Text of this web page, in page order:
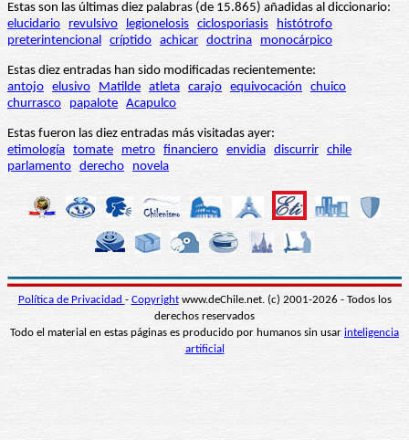
Estas son las últimas diez palabras (de 15.865) añadidas al diccionario:
elucidario
revulsivo legionelosis ciclosporiasis
histótrofo
preterintencional críptido achicar doctrina monocárpico
Estas diez entradas han sido modificadas recientemente:
antojo elusivo Matilde atleta carajo equivocación
chuico
churrasco
papalote Acapulco
Estas fueron las diez entradas más visitadas ayer:
etimología tomate metro financiero envidia discurrir chile
parlamento derecho novela
Política de Privacidad - Copyrightwww.deChile.net. (c) 2001-2026 - Todos los
derechos reservados
Todo el material en estas páginas es producido por humanos sin usar inteligencia
artificial